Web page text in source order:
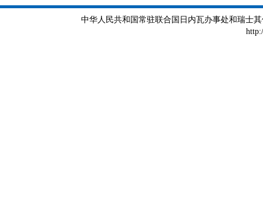
中华人民共和国常驻联合国日内瓦办事处和瑞士